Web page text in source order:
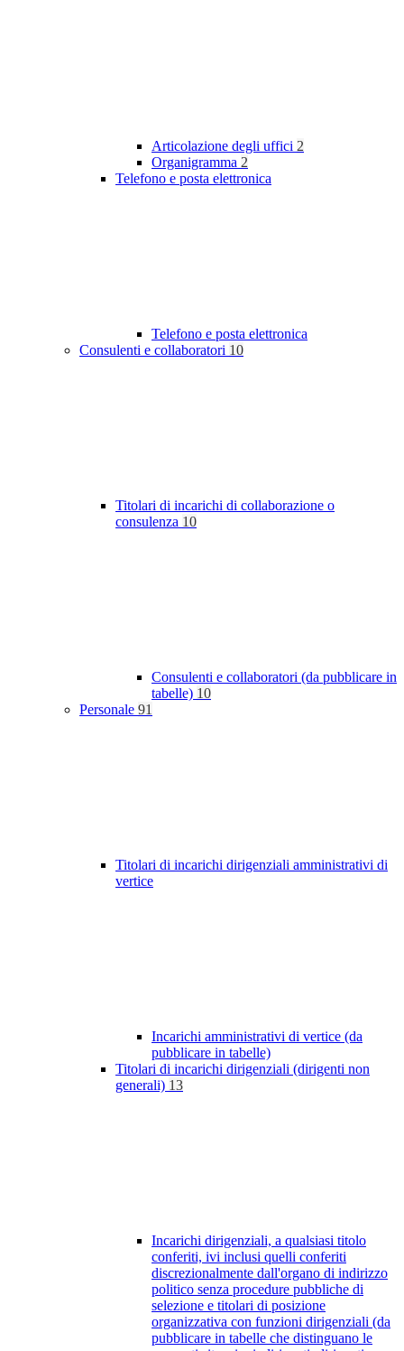
Articolazione degli uffici 2
Organigramma 2
Telefono e posta elettronica
Telefono e posta elettronica
Consulenti e collaboratori 10
Titolari di incarichi di collaborazione o
consulenza 10
Consulenti e collaboratori (da pubblicare in
tabelle) 10
Personale 91
Titolari di incarichi dirigenziali amministrativi di
vertice
Incarichi amministrativi di vertice (da
pubblicare in tabelle)
Titolari di incarichi dirigenziali (dirigenti non
generali) 13
Incarichi dirigenziali, a qualsiasi titolo
conferiti, ivi inclusi quelli conferiti
discrezionalmente dall'organo di indirizzo
politico senza procedure pubbliche di
selezione e titolari di posizione
organizzativa con funzioni dirigenziali (da
pubblicare in tabelle che distinguano le